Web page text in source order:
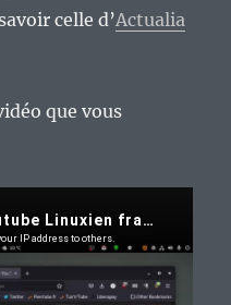
celle d’Actualia
que vous